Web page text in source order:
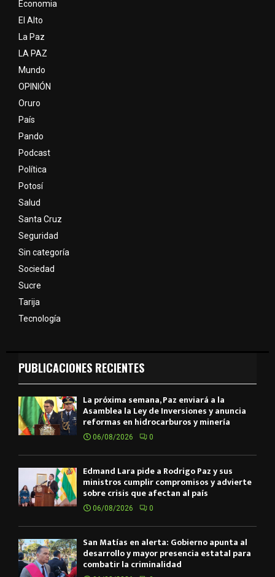
Economia
El Alto
La Paz
LA PAZ
Mundo
OPINIÓN
Oruro
País
Pando
Podcast
Política
Potosí
Salud
Santa Cruz
Seguridad
Sin categoría
Sociedad
Sucre
Tarija
Tecnología
PUBLICACIONES RECIENTES
La próxima semana, Paz enviará a la
Asamblea la Ley de Inversiones y anuncia
reformas en hidrocarburos y minería
06/08/2026 0
Edmand Lara pide a Rodrigo Paz y sus
ministros cumplir compromisos y advierte
sobre crisis que afectan al país
06/08/2026 0
San Matías en alerta: Gobierno apunta al
desarrollo y mayor presencia estatal para
combatir la criminalidad